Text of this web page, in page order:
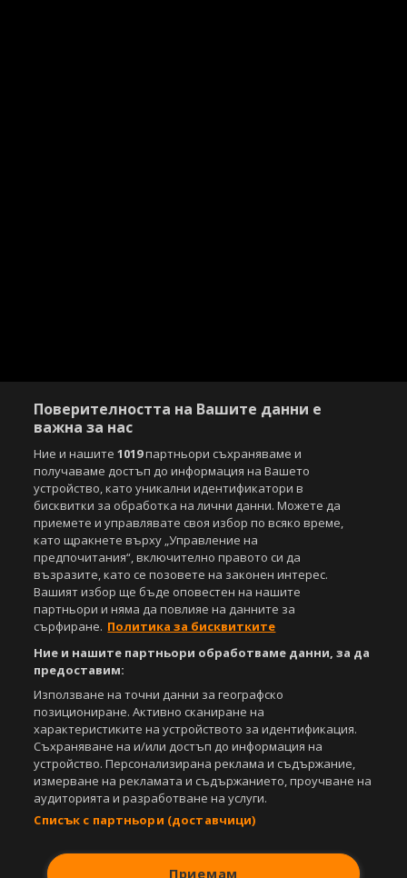
Copyright © 2007-2026 Агенция Спортал. Всички права запазени.
Този уебсайт е собственост на Sportal Media Group
За нас Екип За рекламa
Общи условия
Етични правила на НСС
Лични данни
Управление на предпочитания
Съдържанието на този уеб сайт и технологиите, използвани в него, са
Всички статии, репортажи, интервюта и други текстови, графични и
видео материали, публикувани в сайта, са собственост на Агенция
Спортал, освен ако изрично е посочено друго. Допуска се
публикуване на текстови материали само след писмено съгласие на
Агенция Спортал, посочване на източника и добавяне на линк към
www.sportal.bg. Използването на графични и видео материали,
публикувани в сайта, е строго забранено. Нарушителите ще бъдат
санкционирани с цялата строгост на закона.
СвалиБЕЗПЛАТНОТОприложение за:
Поверителността на Вашите данни е
важна за нас
Ние и нашите1019партньори съхраняваме и
получаваме достъп до информация на Вашето
устройство, като уникални идентификатори в
бисквитки за обработка на лични данни. Можете да
приемете и управлявате своя избор по всяко време,
като щракнете върху „Управление на
предпочитания“, включително правото си да
възразите, като се позовете на законен интерес.
Вашият избор ще бъде оповестен на нашите
партньори и няма да повлияе на данните за
сърфиране. Политика за бисквитките
Ние и нашите партньори обработваме данни, за да
предоставим:
Използване на точни данни за географско
позициониране. Активно сканиране на
характеристиките на устройството за идентификация.
Съхраняване на и/или достъп до информация на
устройство. Персонализирана реклама и съдържание,
измерване на рекламата и съдържанието, проучване на
аудиторията и разработване на услуги.
Списък с партньори (доставчици)
Приемам